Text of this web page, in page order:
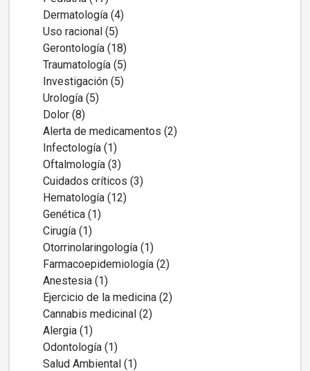
Dermatología (4)
Uso racional (5)
Gerontología (18)
Traumatología (5)
Investigación (5)
Urología (5)
Dolor (8)
Alerta de medicamentos (2)
Infectología (1)
Oftalmología (3)
Cuidados críticos (3)
Hematología (12)
Genética (1)
Cirugía (1)
Otorrinolaringología (1)
Farmacoepidemiología (2)
Anestesia (1)
Ejercicio de la medicina (2)
Cannabis medicinal (2)
Alergia (1)
Odontología (1)
Salud Ambiental (1)